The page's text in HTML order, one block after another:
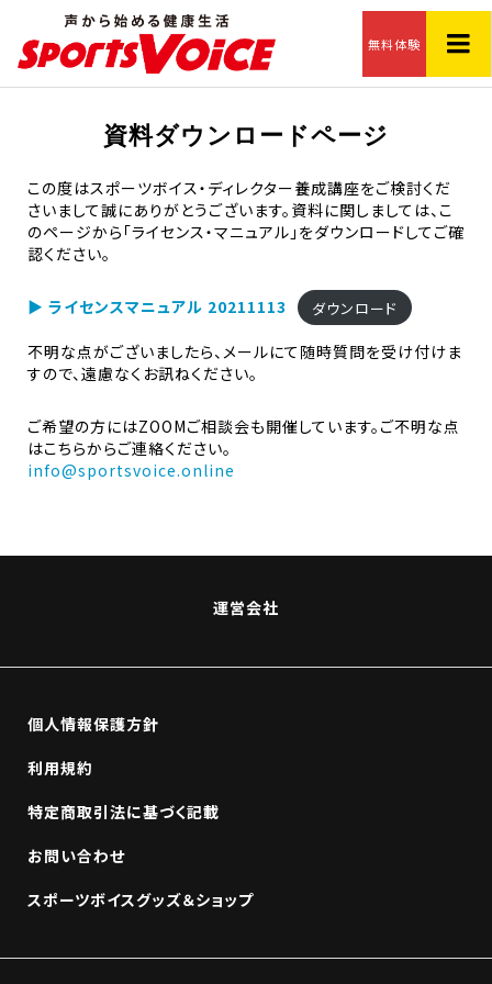
無料体験
資料ダウンロードページ
この度はスポーツボイス・ディレクター養成講座をご検討くだ
さいまして誠にありがとうございます。資料に関しましては、こ
のページから「ライセンス・マニュアル」をダウンロードしてご確
認ください。
▶ ライセンスマニュアル 20211113 ダウンロード
不明な点がございましたら、メールにて随時質問を受け付けま
すので、遠慮なくお訊ねください。
ご希望の方にはZOOMご相談会も開催しています。ご不明な点
はこちらからご連絡ください。
info@sportsvoice.online
運営会社
個人情報保護方針
利用規約
特定商取引法に基づく記載
お問い合わせ
スポーツボイスグッズ＆ショップ